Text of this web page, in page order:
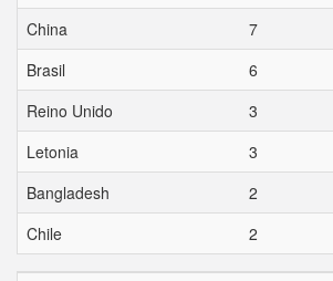
China
7
Brasil
6
Reino Unido
3
Letonia
3
Bangladesh
2
Chile
2